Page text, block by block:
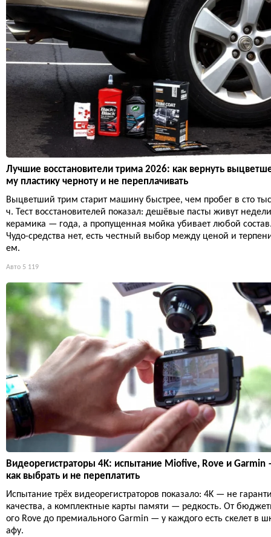
Лучшие восстановители трима 2026: как вернуть
му пластику черноту и не переплачивать
Выцветший трим старит машину быстрее, чем пробег в сто
ч. Тест восстановителей показал: дешёвые пасты живут
керамика — года, а пропущенная мойка убивает любой
Чудо-средства нет, есть честный выбор между ценой и
ем.
Авто 5 119
Видеорегистраторы 4K: испытание Miofive, Rove и Garmin
как выбрать и не переплатить
Испытание трёх видеорегистраторов показало: 4K — не
качества, а комплектные карты памяти — редкость. От
ого Rove до премиального Garmin — у каждого есть скелет в
афу.